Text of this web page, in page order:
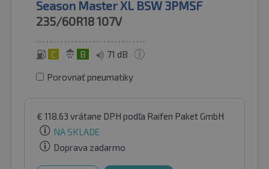
Season Master XL BSW 3PMSF
235/60R18107V
C B 71 dB
Porovnať pneumatiky
€ 118.63 vrátane DPH podľa Raifen Paket GmbH
NA SKLADE
Doprava zadarmo